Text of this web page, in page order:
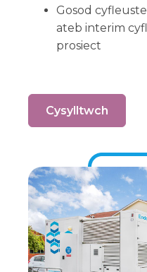
Gosod
ateb interim
prosiect
Cysylltwch